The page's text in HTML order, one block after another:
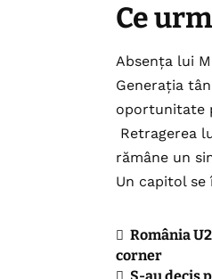
Ce
Absența lui
Generația
oportunitate
Retragerea
rămâne un
Un capitol
România
corner